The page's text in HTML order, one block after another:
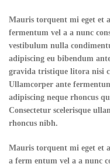
Mauris torquent mi eget et
fermentum vel a a nunc
vestibulum nulla
adipiscing eu bibendum
gravida tristique litora nisi
Ullamcorper ante
adipiscing neque rhoncus
Consectetur scelerisque
rhoncus nibh.
Mauris torquent mi eget et
a ferm entum vel a a nunc